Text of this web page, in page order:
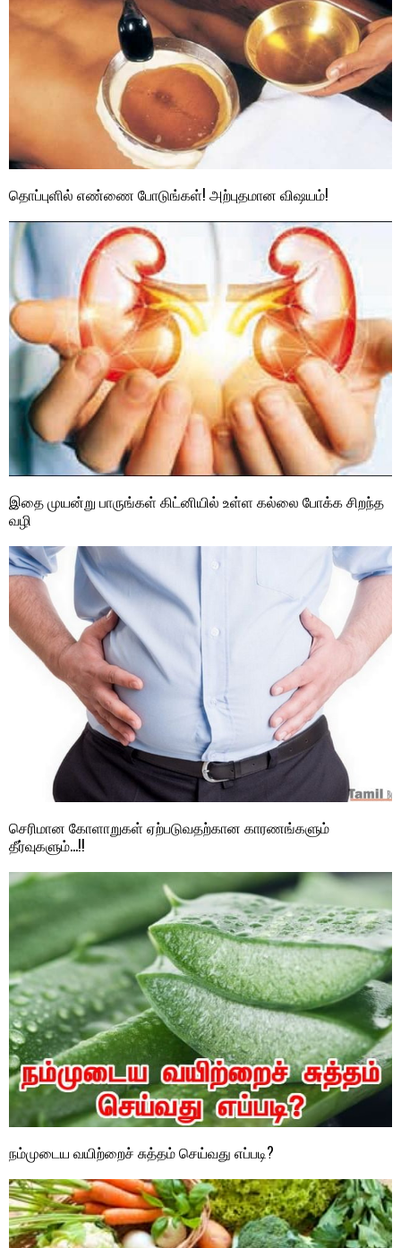
தொப்புளில் எண்ணை போடுங்கள்! அற்புதமான விஷயம்!
இதை முயன்று பாருங்கள் கிட்னியில் உள்ள கல்லை போக்க சிறந்த
வழி
செரிமான கோளாறுகள் ஏற்படுவதற்கான காரணங்களும்
தீர்வுகளும்…!!
நம்முடைய வயிற்றைச் சுத்தம் செய்வது எப்படி?